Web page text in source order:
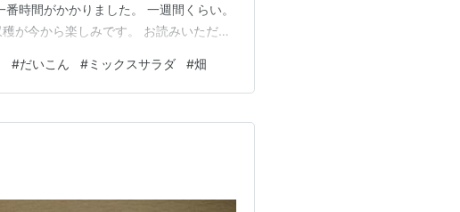
時間がかかりました。 一週間くらい。
が今から楽しみです。 お読みいただき
書きたい人のグループ ランキング参加
#だいこん #ミックスサラダ #畑